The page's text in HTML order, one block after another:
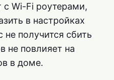
с Wi-Fi роутерами,
в настройках
получится сбить
не повлияет на
в доме.